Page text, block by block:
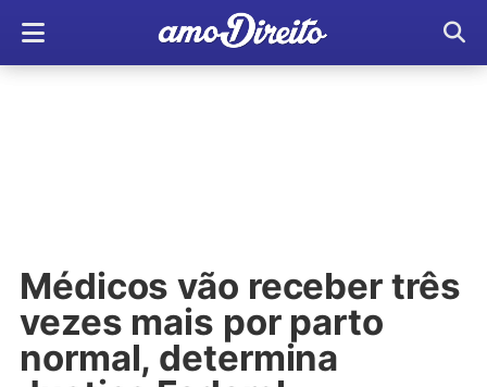
Médicos vão receber três
vezes mais por parto
normal, determina